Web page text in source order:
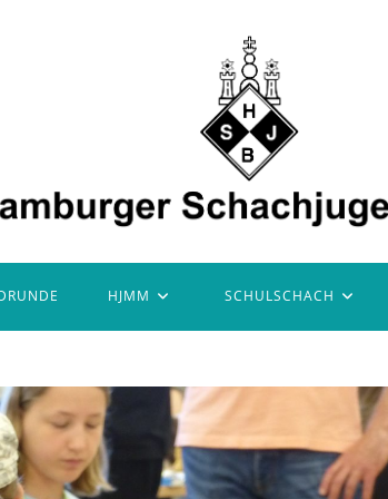
HJMM SCHULSCHACH